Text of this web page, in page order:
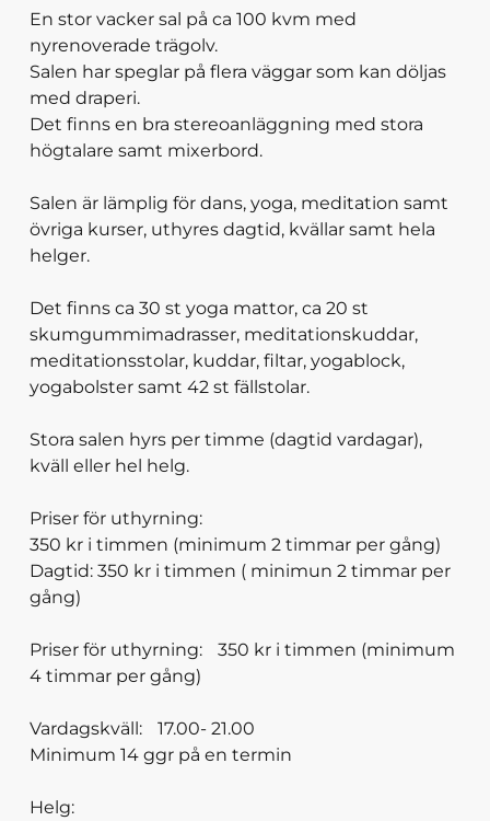
En stor vacker sal på ca 100 kvm med
nyrenoverade trägolv.
Salen har speglar på flera väggar som kan döljas
med draperi.
Det finns en bra stereoanläggning med stora
högtalare samt mixerbord.
Salen är lämplig för dans, yoga, meditation samt
övriga kurser, uthyres dagtid, kvällar samt hela
helger.
Det finns ca 30 st yoga mattor, ca 20 st
skumgummimadrasser, meditationskuddar,
meditationsstolar, kuddar, filtar, yogablock,
yogabolster samt 42 st fällstolar.
Stora salen hyrs per timme (dagtid vardagar),
kväll eller hel helg.
Priser för uthyrning:
350 kr i timmen (minimum 2 timmar per gång)
Dagtid: 350 kr i timmen ( minimun 2 timmar per
gång)
Priser för uthyrning: 350 kr i timmen (minimum
4 timmar per gång)
Vardagskväll: 17.00- 21.00
Minimum 14 ggr på en termin
Helg: